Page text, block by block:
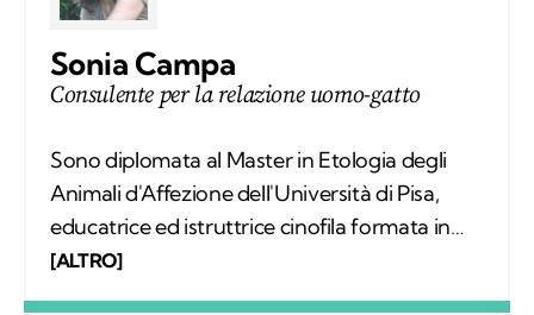
Sonia Campa
Consulente per la relazione uomo-gatto
Sono diplomata al Master in Etologia degli
Animali d'Affezione dell'Università di Pisa,
educatrice ed istruttrice cinofila formata in
SIUA. Lavoro come consulente della relazione
[ALTRO]